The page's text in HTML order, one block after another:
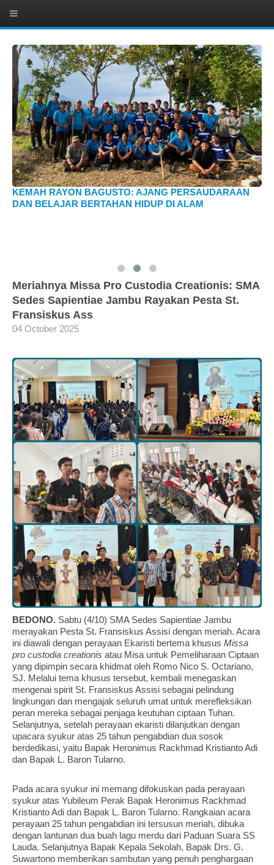
KEMAH RAYON BAGUSTO: AJANG PERSAUDARAAN
DAN BELAJAR BERTAHAN HIDUP DI ALAM
Meriahnya Missa Pro Custodia Creationis: SMA
Sedes Sapientiae Jambu Rayakan Pesta St.
Fransiskus Ass
04 October 2025
BEDONO. Sabtu (4/10) SMA Sedes Sapientiae Jambu
merayakan Pesta St. Fransiskus Assisi dengan meriah. Acara
ini diawali dengan perayaan Ekaristi bertema khusus Missa
pro custodia creationis atau Misa untuk Pemeliharaan Ciptaan
yang dipimpin secara khidmat oleh Romo Nico S. Octariano,
SJ. Melalui tema khusus tersebut, kembali menegaskan
mengenai spirit St. Fransiskus Assisi sebagai pelindung
lingkungan dan mengajak seluruh umat untuk merefleksikan
peran mereka sebagai penjaga keutuhan ciptaan Tuhan.
Selanjutnya, setelah perayaan ekaristi dilanjutkan dengan
upacara syukur atas 25 tahun pengabdian dua sosok
berdedikasi, yaitu Bapak Heronimus Rackhmad Kristianto Adi
dan Bapak L. Baron Tularno.
Pada acara syukur ini memang difokuskan pada perayaan
syukur atas Yubileum Perak Bapak Heronimus Rackhmad
Kristianto Adi dan Bapak L. Baron Tularno. Rangkaian acara
perayaan 25 tahun pengabdian ini tersusun meriah, dibuka
dengan lantunan dua buah lagu merdu dari Paduan Suara SS
Lauda. Selanjutnya Bapak Kepala Sekolah, Bapak Drs. G.
Suwartono memberikan sambutan yang penuh penghargaan